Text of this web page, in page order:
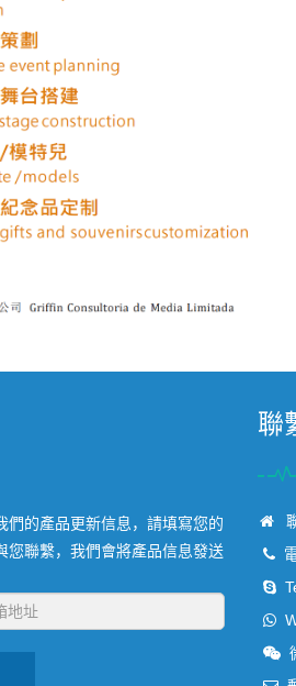
們的產品更新信息，請填寫您的
您聯繫，我們會將產品信息發送
聯
電